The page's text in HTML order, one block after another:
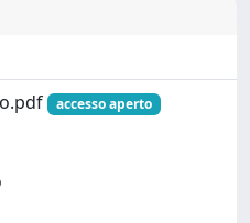
accesso aperto